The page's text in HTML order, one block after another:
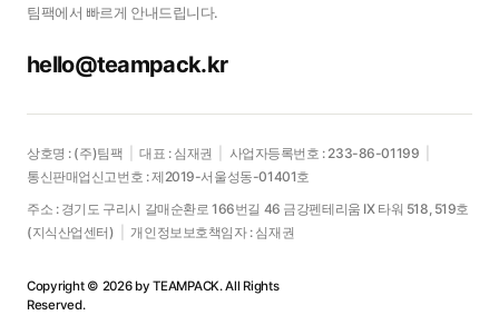
제품에 맞는 포장 솔루션을 편하게
문의하세요.
문의하기
팀팩에서 빠르게 안내드립니다.
hello@teampack.kr
상호명 : (주)팀팩 대표 : 심재권 사업자등록번호 : 233-86-01199
통신판매업신고번호 : 제2019-서울성동-01401호
주소 : 경기도 구리시 갈매순환로 166번길 46 금강펜테리움 IX 타워 518, 519호
(지식산업센터)
개인정보보호책임자 : 심재권
Copyright © 2026 by TEAMPACK. All Rights
Reserved.